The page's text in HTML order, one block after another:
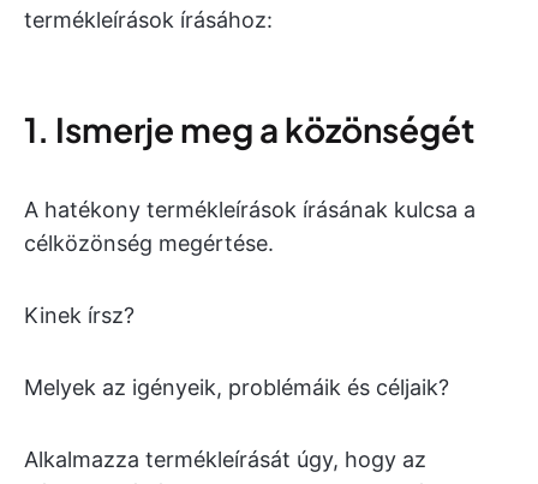
termékleírások írásához:
1. Ismerje meg a közönségét
A hatékony termékleírások írásának kulcsa a
célközönség megértése.
Kinek írsz?
Melyek az igényeik, problémáik és céljaik?
Alkalmazza termékleírását úgy, hogy az